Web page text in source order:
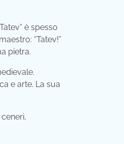
è spesso
“Tatev!”
pietra.
e arte. La sua